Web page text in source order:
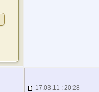
17.03.11 : 20:28